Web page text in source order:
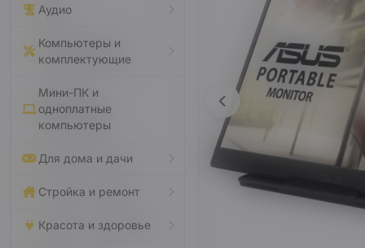
Аудио
Компьютеры и
комплектующие
Мини-ПК и
одноплатные
компьютеры
Для дома и дачи
Стройка и ремонт
Красота и здоровье